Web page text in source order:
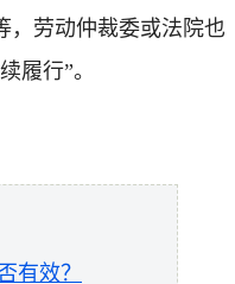
，劳动仲裁委或法院也
履行”。
有效？